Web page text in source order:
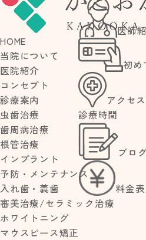
医師
初め
アクセス
診療時間
ブロ
料金表
HOME
当院について
医院紹介
コンセプト
診療案内
虫歯治療
歯周病治療
根管治療
インプラント
予防・メンテナンス
入れ歯・義歯
審美治療/セラミック治療
ホワイトニング
マウスピース矯正
ブログ
HOME> 2016年 >7月